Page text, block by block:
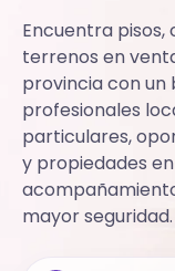
Encuentra pisos,
terrenos en
provincia con
profesionales
particulares,
y propiedades
mayor seguridad.